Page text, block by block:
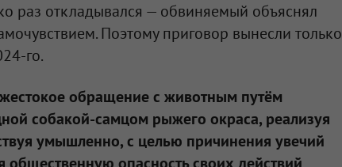
раз откладывался — обвиняемый объяснял
Поэтому приговор вынесли только
го.
обращение с животным путём
собакой-самцом рыжего окраса, реализуя
умышленно, с целью причинения увечий